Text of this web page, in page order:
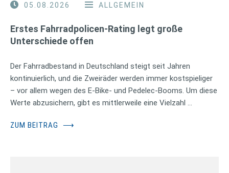
05.08.2026 ALLGEMEIN
Erstes Fahrradpolicen-Rating legt große
Unterschiede offen
Der Fahrradbestand in Deutschland steigt seit Jahren
kontinuierlich, und die Zweiräder werden immer kostspieliger
– vor allem wegen des E-Bike- und Pedelec-Booms. Um diese
Werte abzusichern, gibt es mittlerweile eine Vielzahl …
ZUM BEITRAG ⟶